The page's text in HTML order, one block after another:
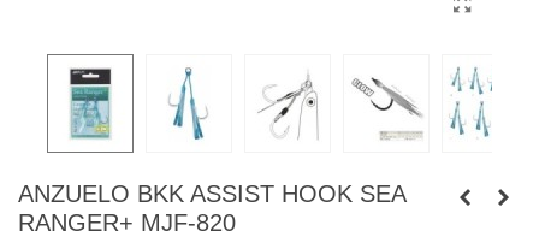
ANZUELO BKK ASSIST HOOK SEA
RANGER+ MJF-820